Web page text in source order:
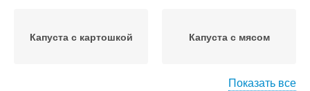
Капуста с картошкой Капуста с мясом
Показать все